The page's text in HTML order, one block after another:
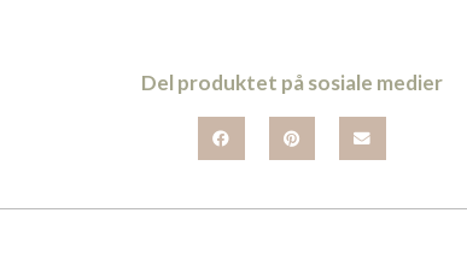
Del produktet på sosiale medier